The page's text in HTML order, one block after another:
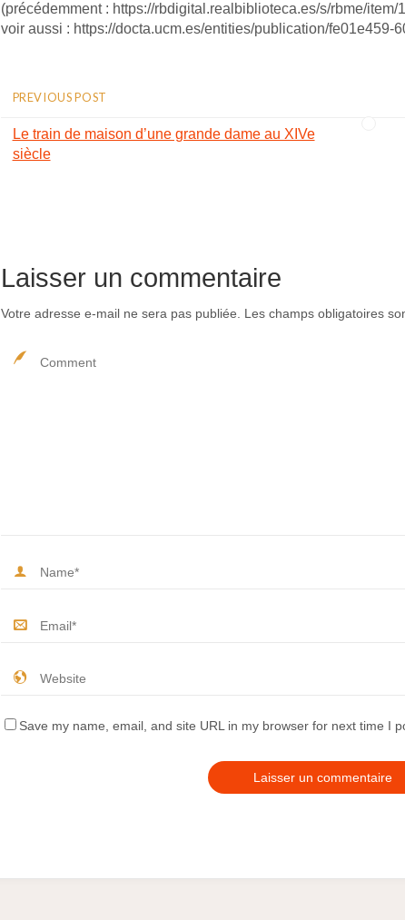
(précédemment : https://rbdigital.realbiblioteca.es/s/rbme/item/
voir aussi : https://docta.ucm.es/entities/publication/fe01e459-
PREVIOUS POST
Le train de maison d’une grande dame au XIVe
siècle
Laisser un commentaire
Votre adresse e-mail ne sera pas publiée. Les champs obligatoires
Save my name, email, and site URL in my browser for next time I